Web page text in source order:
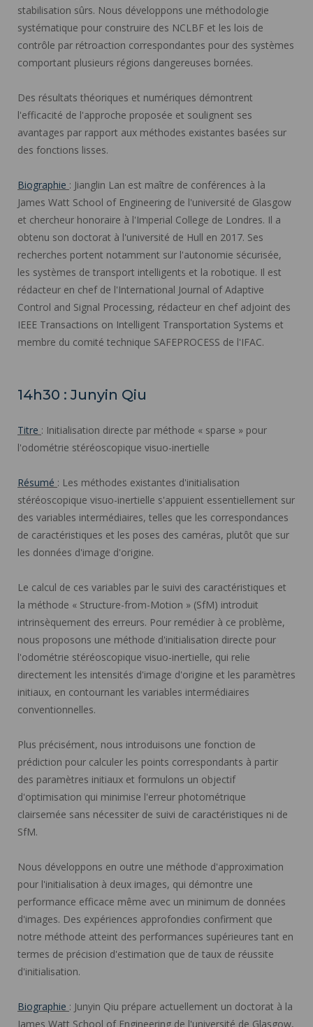
stabilisation sûrs. Nous développons une méthodologie
systématique pour construire des NCLBF et les lois de
contrôle par rétroaction correspondantes pour des systèmes
comportant plusieurs régions dangereuses bornées.
Des résultats théoriques et numériques démontrent
l'efficacité de l'approche proposée et soulignent ses
avantages par rapport aux méthodes existantes basées sur
des fonctions lisses.
Biographie : Jianglin Lan est maître de conférences à la
James Watt School of Engineering de l'université de Glasgow
et chercheur honoraire à l'Imperial College de Londres. Il a
obtenu son doctorat à l'université de Hull en 2017. Ses
recherches portent notamment sur l'autonomie sécurisée,
les systèmes de transport intelligents et la robotique. Il est
rédacteur en chef de l'International Journal of Adaptive
Control and Signal Processing, rédacteur en chef adjoint des
IEEE Transactions on Intelligent Transportation Systems et
membre du comité technique SAFEPROCESS de l'IFAC.
14h30 : Junyin Qiu
Titre : Initialisation directe par méthode « sparse » pour
l'odométrie stéréoscopique visuo-inertielle
Résumé : Les méthodes existantes d'initialisation
stéréoscopique visuo-inertielle s'appuient essentiellement sur
des variables intermédiaires, telles que les correspondances
de caractéristiques et les poses des caméras, plutôt que sur
les données d'image d'origine.
Le calcul de ces variables par le suivi des caractéristiques et
la méthode « Structure-from-Motion » (SfM) introduit
intrinsèquement des erreurs. Pour remédier à ce problème,
nous proposons une méthode d'initialisation directe pour
l'odométrie stéréoscopique visuo-inertielle, qui relie
directement les intensités d'image d'origine et les paramètres
initiaux, en contournant les variables intermédiaires
conventionnelles.
Plus précisément, nous introduisons une fonction de
prédiction pour calculer les points correspondants à partir
des paramètres initiaux et formulons un objectif
d'optimisation qui minimise l'erreur photométrique
clairsemée sans nécessiter de suivi de caractéristiques ni de
SfM.
Nous développons en outre une méthode d'approximation
pour l'initialisation à deux images, qui démontre une
performance efficace même avec un minimum de données
d'images. Des expériences approfondies confirment que
notre méthode atteint des performances supérieures tant en
termes de précision d'estimation que de taux de réussite
d'initialisation.
Biographie : Junyin Qiu prépare actuellement un doctorat à la
James Watt School of Engineering de l'université de Glasgow,